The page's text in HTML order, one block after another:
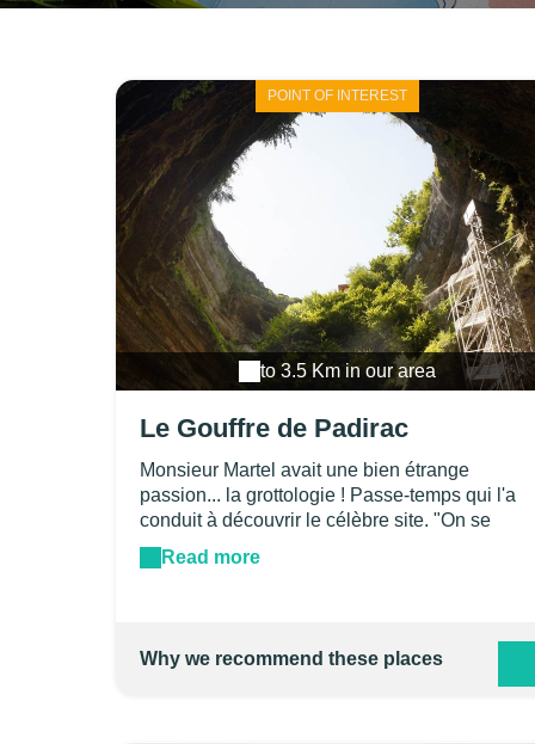
POINT OF INTEREST
to 3.5 Km in our area
Le Gouffre de Padirac
Monsieur Martel avait une bien étrange
passion... la grottologie ! Passe-temps qui l'a
conduit à découvrir le célèbre site. "On se
croirait au fond d'un télescope ayant pour
objectif un morceau de ciel bleu" s'est-il
Padirac. Situé sous les Causses du Quercy
dans le département du Lot , le site est un
Read more
Why we recommend these places